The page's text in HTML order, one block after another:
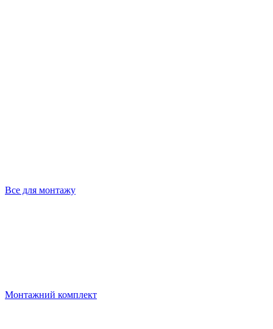
Все для монтажу
Монтажний комплект